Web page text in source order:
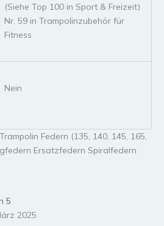
(Siehe Top 100 in Sport & Freizeit)
Nr. 59 in Trampolinzubehör für
Fitness
Nein
Federn (135, 140, 145, 165,
Ersatzfedern Spiralfedern
5
2025